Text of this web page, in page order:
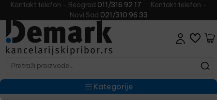
Kontakt telefon - Beograd 011/316 92 17
Kontakt telefon -
Novi Sad 021/310 96 33
Kategorije